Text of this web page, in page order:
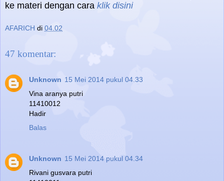
ke materi dengan cara klik disini
AFARICH di 04.02
47 komentar:
Unknown 15 Mei 2014 pukul 04.33
Vina aranya putri
11410012
Hadir
Balas
Unknown 15 Mei 2014 pukul 04.34
Rivani gusvara putri